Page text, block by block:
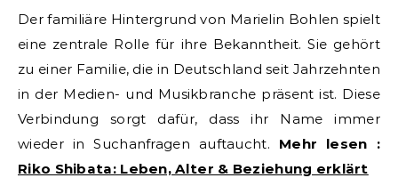
Der familiäre Hintergrund von Marielin Bohlen spielt
eine zentrale Rolle für ihre Bekanntheit. Sie gehört
zu einer Familie, die in Deutschland seit Jahrzehnten
in der Medien- und Musikbranche präsent ist. Diese
Verbindung sorgt dafür, dass ihr Name immer
wieder in Suchanfragen auftaucht. Mehr lesen :
Riko Shibata: Leben, Alter & Beziehung erklärt